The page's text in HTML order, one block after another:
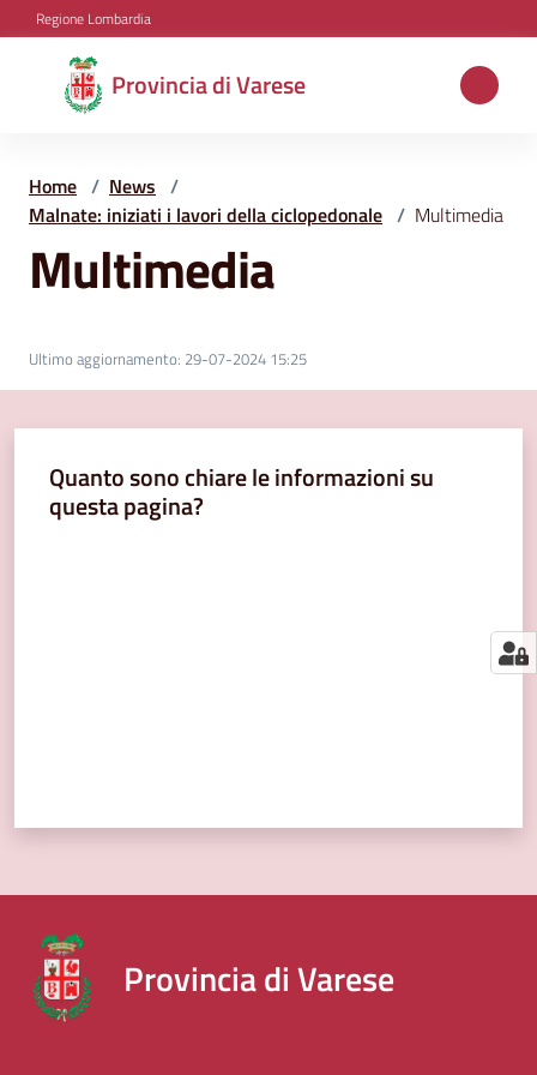
Vai al contenuto
Vai alla navigazione
Vai al footer
Regione Lombardia
Provincia di Varese
Provincia
di
Aree
tematiche
Amministrazione
Servizi
Home / News /
Malnate: iniziati i lavori della ciclopedonale / Multimedia
Multimedia
Ultimo aggiornamento: 29-07-2024 15:25
Quanto sono chiare le informazioni su
questa pagina?
Provincia di Varese